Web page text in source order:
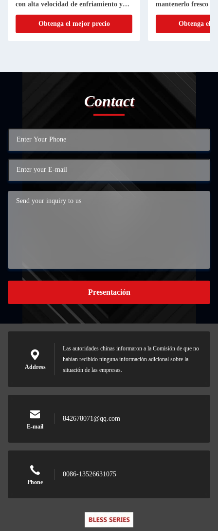
con alta velocidad de enfriamiento y
OEM/ODM
Obtenga el mejor precio
mantenerlo fresco
Obtenga el
Contact
Presentación
Address
Las autoridades chinas informaron a la Comisión de que no
habían recibido ninguna información adicional sobre la
situación de las empresas.
E-mail
842678071@qq.com
Phone
0086-13526631075